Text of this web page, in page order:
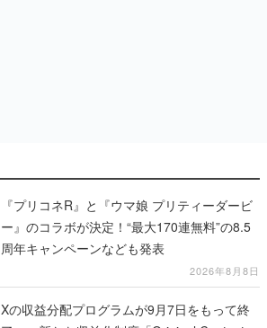
『プリコネR』と『ウマ娘 プリティーダービ
ー』のコラボが決定！“最大170連無料”の8.5
周年キャンペーンなども発表
2026年8月8日
Xの収益分配プログラムが9月7日をもって終